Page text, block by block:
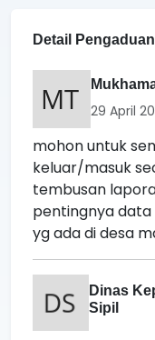
Detail Pengaduan
29 April
mohon untuk
keluar/masuk
tembusan
pentingnya
yg ada di desa
Dinas
Sipil